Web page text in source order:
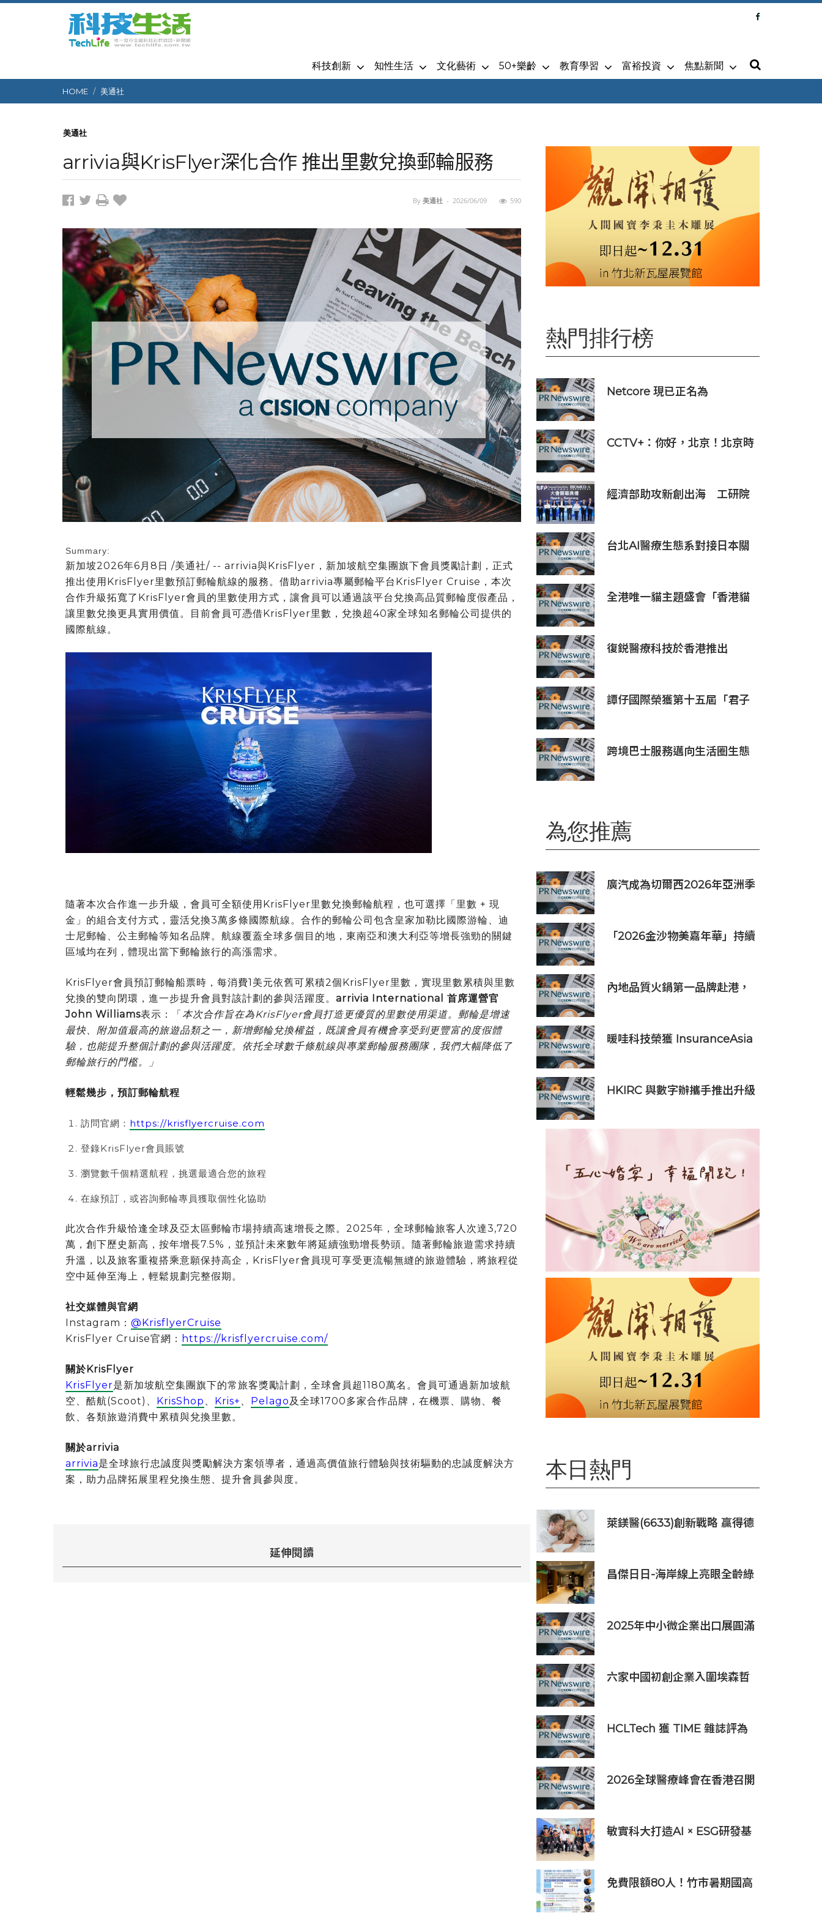
科技創新 知性生活 文化藝術 50+樂齡 教育學習 富裕投資 焦點新聞
HOME 美通社
美通社
arrivia與KrisFlyer深化合作 推出里數兌換郵輪服務
By 美通社 - 2026/06/09 590
Summary:
新加坡2026年6月8日 /美通社/ -- arrivia與KrisFlyer，新加坡航空集團旗下會員獎勵計劃，正式
推出使用KrisFlyer里數預訂郵輪航線的服務。借助arrivia專屬郵輪平台KrisFlyer Cruise，本次
合作升級拓寬了KrisFlyer會員的里數使用方式，讓會員可以通過該平台兌換高品質郵輪度假產品，
讓里數兌換更具實用價值。目前會員可憑借KrisFlyer里數，兌換超40家全球知名郵輪公司提供的
國際航線。
隨著本次合作進一步升級，會員可全額使用KrisFlyer里數兌換郵輪航程，也可選擇「里數 + 現
金 」的組合支付方式，靈活兌換3萬多條國際航線。合作的郵輪公司包含皇家加勒比國際游輪、迪
士尼郵輪、公主郵輪等知名品牌。航線覆蓋全球多個目的地，東南亞和澳大利亞等增長強勁的關鍵
區域均在列，體現出當下郵輪旅行的高漲需求。
KrisFlyer會員預訂郵輪船票時，每消費1美元依舊可累積2個KrisFlyer里數，實現里數累積與里數
兌換的雙向閉環，進一步提升會員對該計劃的參與活躍度。 arrivia International 首席運營官
John Williams表示：「本次合作旨在為KrisFlyer會員打造更優質的里數使用渠道。郵輪是增速
最快、附加值最高的旅遊品類之一，新增郵輪兌換權益，既讓會員有機會享受到更豐富的度假體
驗，也能提升整個計劃的參與活躍度。依托全球數千條航線與專業郵輪服務團隊，我們大幅降低了
郵輪旅行的門檻。」
輕鬆幾步，預訂郵輪航程
訪問官網： https://krisflyercruise.com
登錄KrisFlyer會員賬號
瀏覽數千個精選航程，挑選最適合您的旅程
在線預訂，或咨詢郵輪專員獲取個性化協助
此次合作升級恰逢全球及亞太區郵輪市場持續高速增長之際。2025年，全球郵輪旅客人次達3,720
萬，創下歷史新高，按年增長7.5%，並預計未來數年將延續強勁增長勢頭。隨著郵輪旅遊需求持續
升溫，以及旅客重複搭乘意願保持高企，KrisFlyer會員現可享受更流暢無縫的旅遊體驗，將旅程從
空中延伸至海上，輕鬆規劃完整假期。
社交媒體與官網
Instagram： @KrisflyerCruise
KrisFlyer Cruise官網： https://krisflyercruise.com/
關於KrisFlyer
KrisFlyer是新加坡航空集團旗下的常旅客獎勵計劃，全球會員超1180萬名。會員可通過新加坡航
空、酷航(Scoot)、 KrisShop 、 Kris+ 、 Pelago及全球1700多家合作品牌，在機票、購物、餐
飲、各類旅遊消費中累積與兌換里數。
關於arrivia
arrivia是全球旅行忠誠度與獎勵解決方案領導者，通過高價值旅行體驗與技術驅動的忠誠度解決方
案，助力品牌拓展里程兌換生態、提升會員參與度。
延伸閱讀
熱門排行榜
Netcore 現已正名為
長責任
CCTV+：你好，北京！北京時
經濟部助攻新創出海 工研院
夥伴共拓全球商機
台北AI醫療生態系對接日本關
全港唯一貓主題盛會「香港貓
復鋭醫療科技於香港推出
譚仔國際榮獲第十五屆「君子
跨境巴士服務邁向生活圈生態
為您推薦
廣汽成為切爾西2026年亞洲季
「2026金沙物美嘉年華」持續
內地品質火鍋第一品牌赴港，
暖哇科技榮獲 InsuranceAsia
HKIRC 與數字辦攜手推出升級
本日熱門
萊鎂醫(6633)創新戰略 贏得德
昌傑日日-海岸線上亮眼全齡綠
2025年中小微企業出口展圓滿
同
六家中國初創企業入圍埃森哲
HCLTech 獲 TIME 雜誌評為
2026全球醫療峰會在香港召開
敏實科大打造AI × ESG研發基
免費限額80人！竹市暑期國高